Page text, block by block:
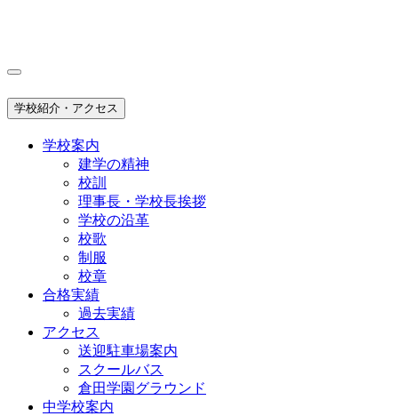
学校紹介・アクセス
学校案内
建学の精神
校訓
理事長・学校長挨拶
学校の沿革
校歌
制服
校章
合格実績
過去実績
アクセス
送迎駐車場案内
スクールバス
倉田学園グラウンド
中学校案内